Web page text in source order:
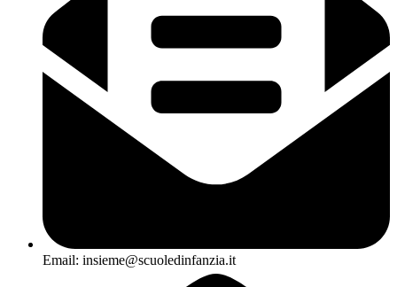
Email: insieme@scuoledinfanzia.it